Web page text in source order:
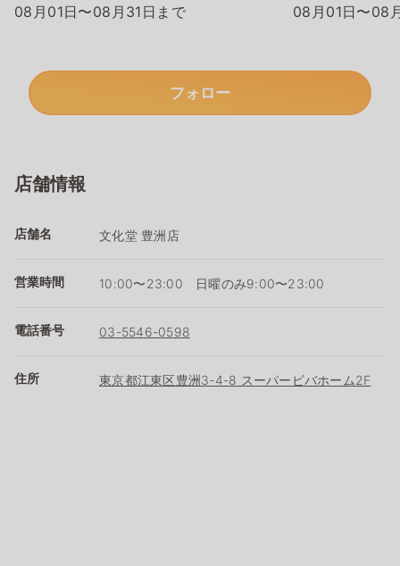
08月01日〜08月31日まで 08月01日〜08
フォロー
店舗情報
店舗名 文化堂 豊洲店
営業時間 10:00〜23:00 日曜のみ9:00〜23:00
電話番号 03-5546-0598
住所 東京都江東区豊洲3-4-8 スーパービバホーム2F